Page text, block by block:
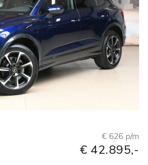
€ 626 p/m
€ 42.895,-